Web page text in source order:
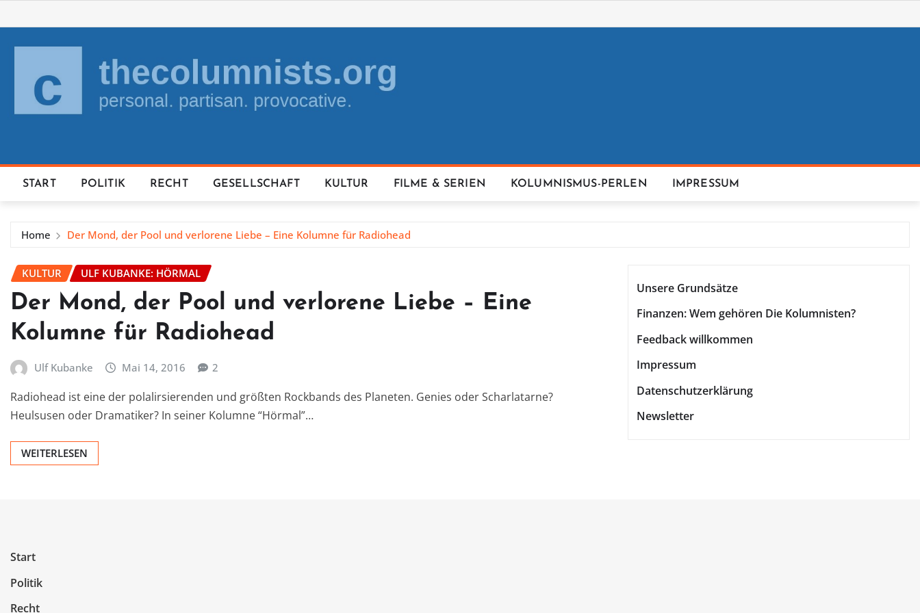
to
content
START POLITIK RECHT GESELLSCHAFT KULTUR FILME & SERIEN KOLUMNISMUS-PERLEN IMPRESSUM
Home Der Mond, der Pool und verlorene Liebe – Eine Kolumne für Radiohead
KULTUR ULF KUBANKE: HÖRMAL
Der Mond, der Pool und verlorene Liebe – Eine
Kolumne für Radiohead
Ulf Kubanke Mai 14, 2016 2
Radiohead ist eine der polalirsierenden und größten Rockbands des Planeten. Genies oder Scharlatarne?
Heulsusen oder Dramatiker? In seiner Kolumne “Hörmal”…
WEITERLESEN
Unsere Grundsätze
Finanzen: Wem gehören Die Kolumnisten?
Feedback willkommen
Impressum
Datenschutzerklärung
Newsletter
Start
Politik
Recht